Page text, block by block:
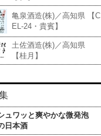
亀泉酒造(株)／高知県 【C
EL-24・貴賓】
土佐酒造(株)／高知県
【桂月】
ュワッと爽やかな微発泡
日本酒